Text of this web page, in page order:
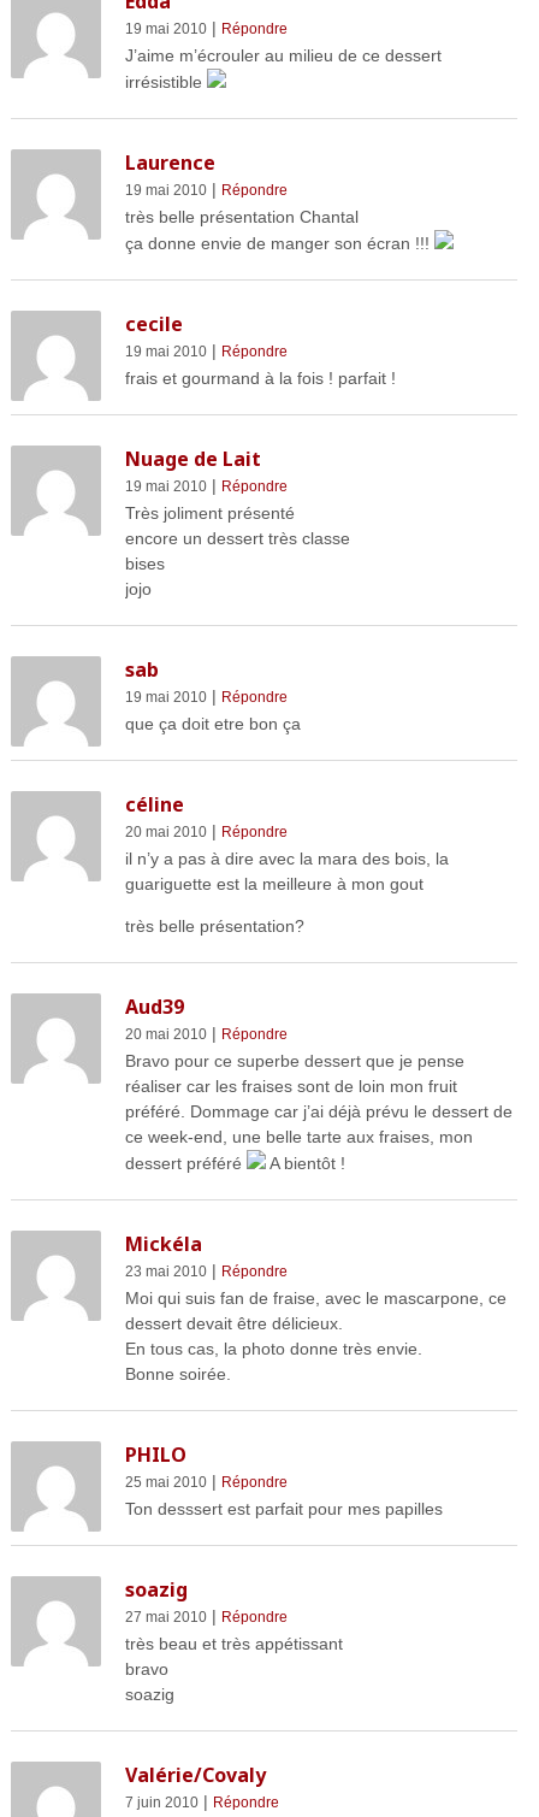
19 mai 2010| Répondre
J’aime m’écrouler au milieu de ce dessert
irrésistible
Laurence
19 mai 2010| Répondre
très belle présentation Chantal
ça donne envie de manger son écran !!!
cecile
19 mai 2010| Répondre
frais et gourmand à la fois ! parfait !
Nuage de Lait
19 mai 2010| Répondre
Très joliment présenté
encore un dessert très classe
bises
jojo
sab
19 mai 2010| Répondre
que ça doit etre bon ça
céline
20 mai 2010| Répondre
il n’y a pas à dire avec la mara des bois, la
guariguette est la meilleure à mon gout
très belle présentation?
Aud39
20 mai 2010| Répondre
Bravo pour ce superbe dessert que je pense
réaliser car les fraises sont de loin mon fruit
préféré. Dommage car j’ai déjà prévu le dessert de
ce week-end, une belle tarte aux fraises, mon
dessert préféré
A bientôt !
Mickéla
23 mai 2010| Répondre
Moi qui suis fan de fraise, avec le mascarpone, ce
dessert devait être délicieux.
En tous cas, la photo donne très envie.
Bonne soirée.
PHILO
25 mai 2010| Répondre
Ton desssert est parfait pour mes papilles
soazig
27 mai 2010| Répondre
très beau et très appétissant
bravo
soazig
Valérie/Covaly
7 juin 2010| Répondre